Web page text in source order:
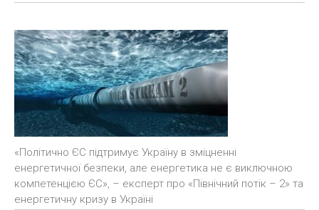
«Політично ЄС підтримує Україну в зміцненні
енергетичної безпеки, але енергетика не є виключною
компетенцією ЄС», – експерт про «Північний потік – 2» та
енергетичну кризу в Україні